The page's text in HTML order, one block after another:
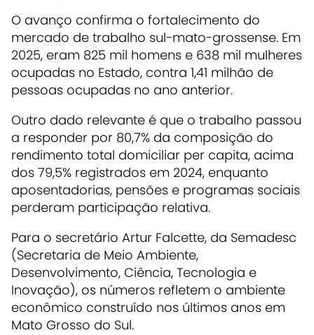
O avanço confirma o fortalecimento do
mercado de trabalho sul-mato-grossense. Em
2025, eram 825 mil homens e 638 mil mulheres
ocupadas no Estado, contra 1,41 milhão de
pessoas ocupadas no ano anterior.
Outro dado relevante é que o trabalho passou
a responder por 80,7% da composição do
rendimento total domiciliar per capita, acima
dos 79,5% registrados em 2024, enquanto
aposentadorias, pensões e programas sociais
perderam participação relativa.
Para o secretário Artur Falcette, da Semadesc
(Secretaria de Meio Ambiente,
Desenvolvimento, Ciência, Tecnologia e
Inovação), os números refletem o ambiente
econômico construído nos últimos anos em
Mato Grosso do Sul.